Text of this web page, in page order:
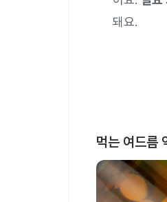
돼요.
먹는 여드름